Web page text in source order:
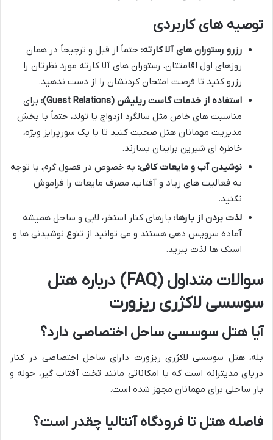
توصیه های کاربردی
رزرو رستوران های آلا کارته: حتماً از قبل و ترجیحاً در همان
روزهای اول اقامتتان، رستوران های آلا کارته مورد نظرتان را
رزرو کنید تا فرصت امتحان کردنشان را از دست ندهید.
استفاده از خدمات گاست ریلیشن (Guest Relations):
برای
مناسبت های خاص مثل سالگرد ازدواج یا تولد، حتماً با بخش
مدیریت مهمانان هتل صحبت کنید تا با یک سورپرایز ویژه،
خاطره ای شیرین برایتان بسازند.
نوشیدن آب و مایعات کافی: به خصوص در فصول گرم، با توجه
به فعالیت های زیاد و آفتاب، مصرف مایعات را فراموش
نکنید.
لذت بردن از بارها: بارهای کنار استخر، لابی و ساحل همیشه
آماده سرویس دهی هستند و می توانید از تنوع نوشیدنی ها و
اسنک ها لذت ببرید.
سوالات متداول (FAQ) درباره هتل
سوسسی لاکژری ریزورت
آیا هتل سوسسی ساحل اختصاصی دارد؟
بله، هتل سوسسی لاکژری ریزورت دارای ساحل اختصاصی در کنار
دریای مدیترانه است که با امکاناتی مانند تخت آفتاب گیر، حوله و
بار ساحلی برای مهمانان مجهز شده است.
فاصله هتل تا فرودگاه آنتالیا چقدر است؟